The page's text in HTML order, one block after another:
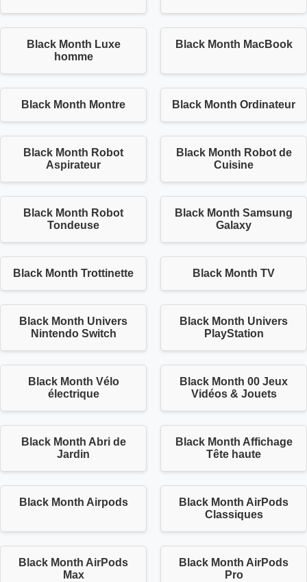
Black Month Luxe
homme
Black Month MacBook
Black Month Montre Black Month Ordinateur
Black Month Robot
Aspirateur
Black Month Robot de
Cuisine
Black Month Robot
Tondeuse
Black Month Samsung
Galaxy
Black Month Trottinette Black Month TV
Black Month Univers
Nintendo Switch
Black Month Univers
PlayStation
Black Month Vélo
électrique
Black Month 00 Jeux
Vidéos & Jouets
Black Month Abri de
Jardin
Black Month Affichage
Tête haute
Black Month Airpods
Black Month AirPods
Classiques
Black Month AirPods
Max
Black Month AirPods
Pro